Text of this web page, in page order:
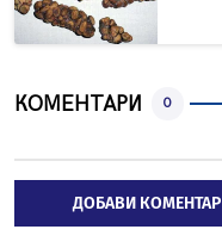
КОМЕНТАРИ 0
ДОБАВИ КОМЕНТАР